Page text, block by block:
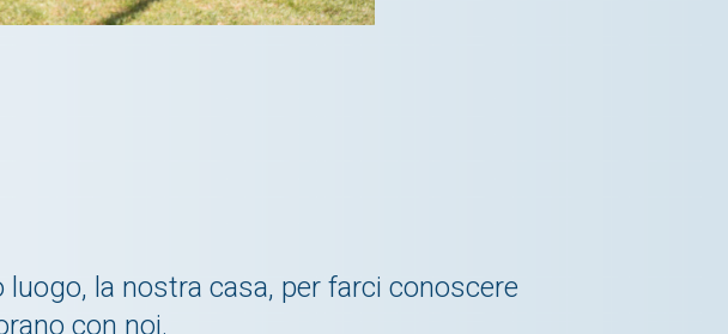
la nostra casa, per farci conoscere
con noi.